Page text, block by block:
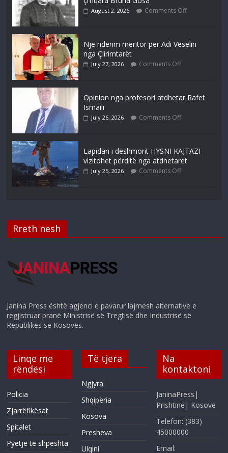
August 2, 2026 Comments Off
Një nderim meritor për Adi Veselin
nga Çlirimtarët
July 27, 2026 Comments Off
Opinion nga profesori atdhetar Rafet
Ismaili
July 26, 2026 Comments Off
Lapidari i dëshmorit HYSNI KAJTAZI
vizitohet përditë nga atdhetaret
July 25, 2026 Comments Off
Rreth nesh
Janina Press është agjenci e pavarur lajmesh alternative e
regjistruar pranë Ministrisë së Tregtisë dhe Industrisë së
Republikës së Kosovës.
Linqe me
rëndësi
Policia
Zjarrëfikësat
Spitalet
Pyetje të shpeshta
Të tjera
Ngjyra
Shqipëria
Kosova
Presheva
Ulqini
Na
kontaktoni
JaninaPress|
Prishtinë| Kosovë
Telefon: (383)
45000000
Email: